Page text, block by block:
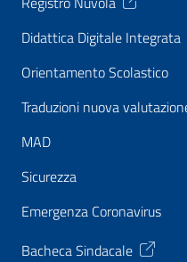
Didattica Digitale Integrata
Orientamento Scolastico
Traduzioni nuova
MAD
Sicurezza
Emergenza Coronavirus
Bacheca Sindacale